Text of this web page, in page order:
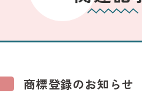
商標登録のお知らせ